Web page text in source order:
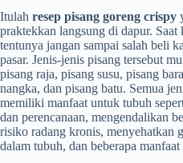
Itulah resep pisang goreng crispy
praktekkan langsung di dapur. Saat
tentunya jangan sampai salah beli
pasar. Jenis-jenis pisang tersebut
pisang raja, pisang susu, pisang
nangka, dan pisang batu. Semua
memiliki manfaat untuk tubuh
dan perencanaan, mengendalikan
risiko radang kronis, menyehatkan
dalam tubuh, dan beberapa